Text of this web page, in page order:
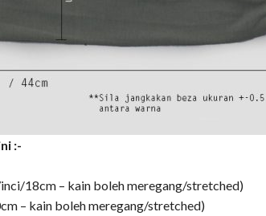
:-
18cm – kain boleh meregang/stretched)
– kain boleh meregang/stretched)